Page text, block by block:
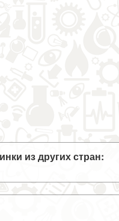
из других стран: